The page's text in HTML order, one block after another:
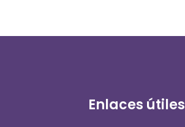
Enlaces útiles